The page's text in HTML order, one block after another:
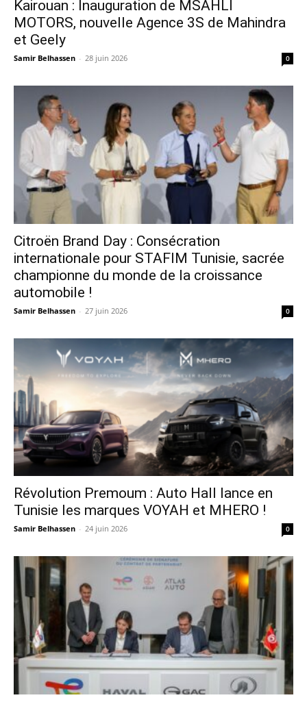
Kairouan : Inauguration de MSAHLI
MOTORS, nouvelle Agence 3S de Mahindra
et Geely
Samir Belhassen - 28 juin 2026 0
Citroën Brand Day : Consécration
internationale pour STAFIM Tunisie, sacrée
championne du monde de la croissance
automobile !
Samir Belhassen - 27 juin 2026 0
Révolution Premoum : Auto Hall lance en
Tunisie les marques VOYAH et MHERO !
Samir Belhassen - 24 juin 2026 0